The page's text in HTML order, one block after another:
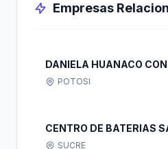
Empresas
DANIELA HUANACO
POTOSI
CENTRO DE BATERIAS
SUCRE